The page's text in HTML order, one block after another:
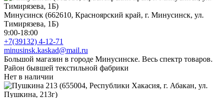
Минусинск (662610, Красноярский край, г. Минусинск, ул.
Тимирязева, 1Б)
9:00-18:00
+7(39132) 4-12-71
minusinsk.kaskad@mail.ru
Большой магазин в городе Минусинске. Весь спектр товаров.
Район бывшей текстильной фабрики
Нет в наличии